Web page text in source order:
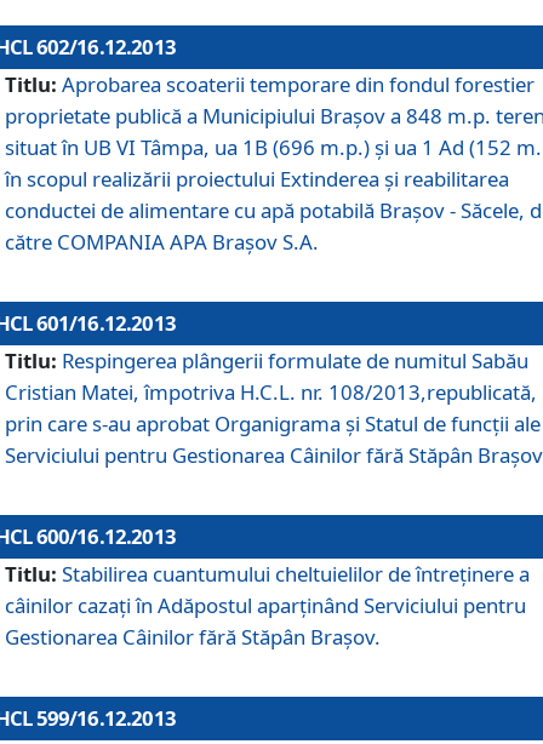
602/16.12.2013
Titlu: Aprobarea scoaterii temporare din fondul forestier
proprietate publică a Municipiului Braşov a 848 m.p.
situat în UB VI Tâmpa, ua 1B (696 m.p.) şi ua 1 Ad (152
în scopul realizării proiectului Extinderea şi reabilitarea
conductei de alimentare cu apă potabilă Braşov - Săcele,
către COMPANIA APA Braşov S.A.
601/16.12.2013
Titlu: Respingerea plângerii formulate de numitul Sabău
Cristian Matei, împotriva H.C.L. nr. 108/2013,republicată,
prin care s-au aprobat Organigrama şi Statul de funcţii ale
Serviciului pentru Gestionarea Câinilor fără Stăpân
600/16.12.2013
Titlu: Stabilirea cuantumului cheltuielilor de întreţinere a
câinilor cazaţi în Adăpostul aparţinând Serviciului pentru
Gestionarea Câinilor fără Stăpân Braşov.
599/16.12.2013